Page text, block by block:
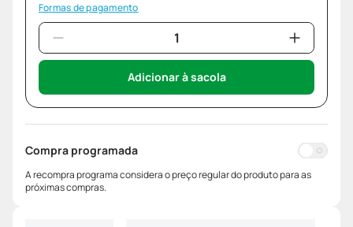
Formas de pagamento
Adicionar à sacola
Compra programada
A recompra programa considera o preço regular do produto para as
próximas compras.